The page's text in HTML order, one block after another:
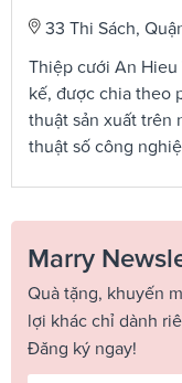
33 Thi Sách,
Thiệp cưới An
kế, được chia theo
thuật sản xuất trên
thuật số công
Marry
Quà tặng, khuyến
lợi khác chỉ dành
Đăng ký ngay!